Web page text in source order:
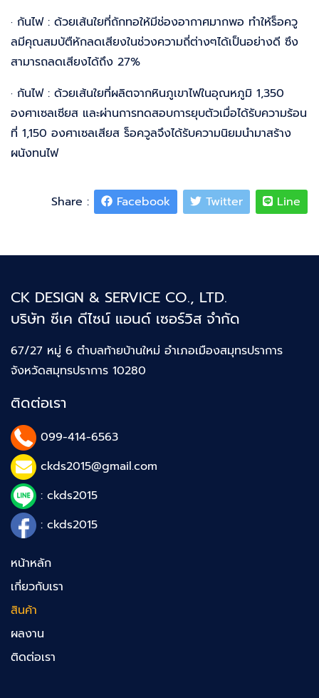
· กันไฟ : ด้วยเส้นใยที่ถักทอให้มีช่องอากาศมากพอ ทำให้ร็อควู
ลมีคุณสมบัตืหักลดเสียงในช่วงความถี่ต่างๆได้เป็นอย่างดี ซึง
สามารถลดเสียงได้ถึง 27%
· กันไฟ : ด้วยเส้นใยที่ผลิตจากหินภูเขาไฟในอุณหภูมิ 1,350
องศาเซลเซียส และผ่านการทดสอบการยุบตัวเมื่อได้รับความร้อน
ที่ 1,150 องศาเซลเสียส ร็อควูลจึงได้รับความนิยมนำมาสร้าง
ผนังทนไฟ
Share : Facebook Twitter Line
CK DESIGN & SERVICE CO., LTD.
บริษัท ซีเค ดีไซน์ แอนด์ เซอร์วิส จำกัด
67/27 หมู่ 6 ตำบลท้ายบ้านใหม่ อำเภอเมืองสมุทรปราการ
จังหวัดสมุทรปราการ 10280
ติดต่อเรา
099-414-6563
ckds2015@gmail.com
: ckds2015
: ckds2015
หน้าหลัก
เกี่ยวกับเรา
สินค้า
ผลงาน
ติดต่อเรา